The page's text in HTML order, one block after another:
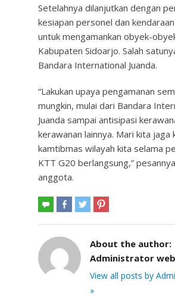
Setelahnya dilanjutkan dengan
kesiapan personel dan
untuk mengamankan obyek-
Kabupaten Sidoarjo. Salah
Bandara International Juanda.
“Lakukan upaya pengamanan
mungkin, mulai dari Bandara
Juanda sampai antisipasi
kerawanan lainnya. Mari kita jaga
kamtibmas wilayah kita selama
KTT G20 berlangsung,”
anggota.
About the author:
Administrator web
View all posts by
»